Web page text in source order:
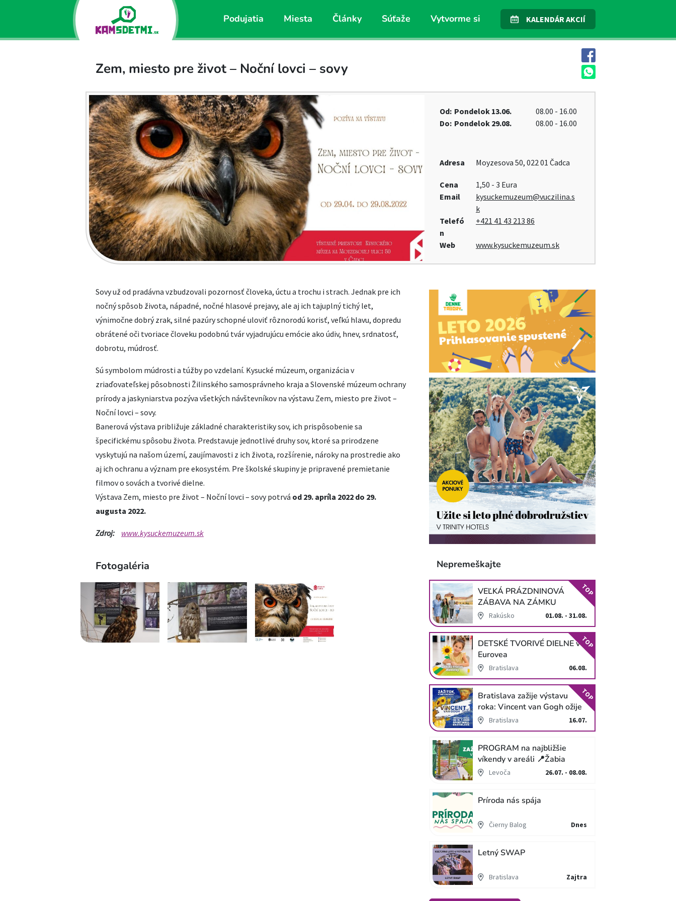
Podujatia Miesta Články Súťaže Vytvorme si KALENDÁR AKCIÍ
Zem, miesto pre život – Noční lovci – sovy
Od: Pondelok13.06.
08.00 - 16.00
Do: Pondelok29.08. 08.00 - 16.00
Adresa Moyzesova 50, 022 01 Čadca
Cena
1,50 - 3 Eura
Email
kysuckemuzeum@vuczilina.s
k
Telefó
n
+421 41 43 213 86
Web www.kysuckemuzeum.sk
Sovy už od pradávna vzbudzovali pozornosť človeka, úctu a trochu i strach. Jednak pre ich
nočný spôsob života, nápadné, nočné hlasové prejavy, ale aj ich tajuplný tichý let,
výnimočne dobrý zrak, silné pazúry schopné uloviť rôznorodú korisť, veľkú hlavu, dopredu
obrátené oči tvoriace človeku podobnú tvár vyjadrujúcu emócie ako údiv, hnev, srdnatosť,
dobrotu, múdrosť.
Sú symbolom múdrosti a túžby po vzdelaní. Kysucké múzeum, organizácia v
zriaďovateľskej pôsobnosti Žilinského samosprávneho kraja a Slovenské múzeum ochrany
prírody a jaskyniarstva pozýva všetkých návštevníkov na výstavu Zem, miesto pre život –
Noční lovci – sovy.
Banerová výstava približuje základné charakteristiky sov, ich prispôsobenie sa
špecifickému spôsobu života. Predstavuje jednotlivé druhy sov, ktoré sa prirodzene
vyskytujú na našom území, zaujímavosti z ich života, rozšírenie, nároky na prostredie ako
aj ich ochranu a význam pre ekosystém. Pre školské skupiny je pripravené premietanie
filmov o sovách a tvorivé dielne.
Výstava Zem, miesto pre život – Noční lovci – sovy potrvá od 29. apríla 2022 do 29.
augusta 2022.
Zdroj: www.kysuckemuzeum.sk
Fotogaléria Nepremeškajte
VEĽKÁ PRÁZDNINOVÁ
ZÁBAVA NA ZÁMKU
SCHLOSS HOF
Rakúsko 01.08. - 31.08.
TOP
DETSKÉ TVORIVÉ DIELNE v
Eurovea
Bratislava 06.08.
TOP
Bratislava zažije výstavu
roka: Vincent van Gogh ožije
v unikátnej imerzívnej šou!
Bratislava 16.07.
TOP
PROGRAM na najbližšie
víkendy v areáli 📍Žabia
cestaLevoča 26.07. - 08.08.
Príroda nás spája
Čierny Balog Dnes
Letný SWAP
Bratislava Zajtra